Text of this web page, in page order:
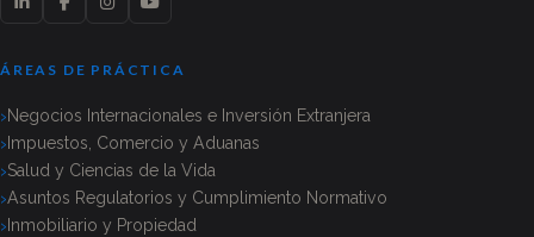
ÁREAS DE PRÁCTICA
Negocios Internacionales e Inversión Extranjera
Impuestos, Comercio y Aduanas
Salud y Ciencias de la Vida
Asuntos Regulatorios y Cumplimiento Normativo
Inmobiliario y Propiedad